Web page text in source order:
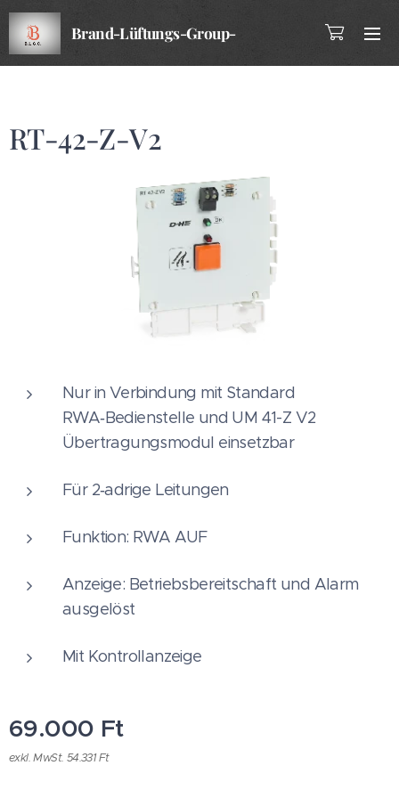
Brand-Lüftungs-Group-
RT-42-Z-V2
Nur in Verbindung mit Standard
RWA‑Bedienstelle und UM 41-Z V2
Übertragungsmodul einsetzbar
Für 2‑adrige Leitungen
Funktion: RWA AUF
Anzeige: Betriebsbereitschaft und Alarm
ausgelöst
Mit Kontrollanzeige
69.000 Ft
exkl. MwSt. 54.331 Ft